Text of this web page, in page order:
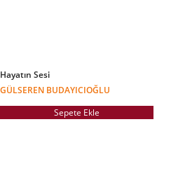
Hayatın Sesi
GÜLSEREN BUDAYICIOĞLU
Sepete Ekle